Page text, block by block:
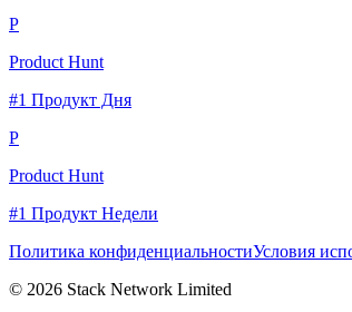
P
Product Hunt
#1 Продукт Дня
P
Product Hunt
#1 Продукт Недели
Политика конфиденциальностиУсловия
© 2026 Stack Network Limited